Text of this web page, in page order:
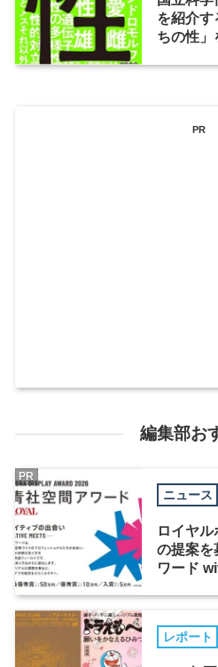
を紹介す
ちの性」
PR
編集部お
ニュース
ロイヤ
の提案を
ワード
PR
レポート